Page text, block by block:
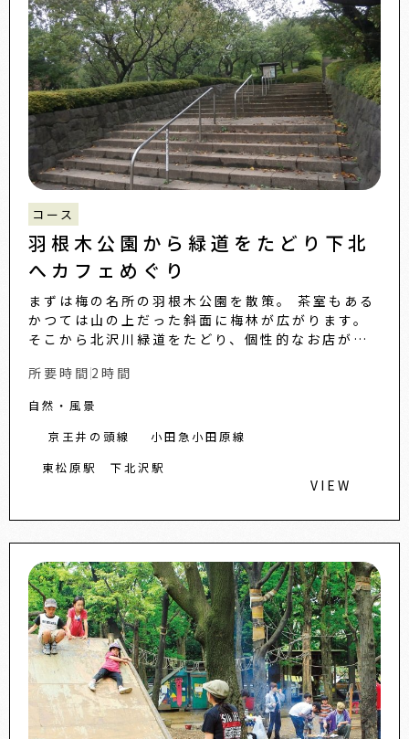
コース
羽根木公園から緑道をたどり下北
へカフェめぐり
まずは梅の名所の羽根木公園を散策。 茶室もある
かつては山の上だった斜面に梅林が広がります。
そこから北沢川緑道をたどり、個性的なお店が並
今昔のカフェめぐ...
所要時間 2時間
自然・風景
京王井の頭線
小田急小田原線
東松原駅
下北沢駅
VIEW